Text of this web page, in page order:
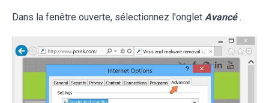
Dans la fenêtre ouverte, sélectionnez l'onglet Avancé .